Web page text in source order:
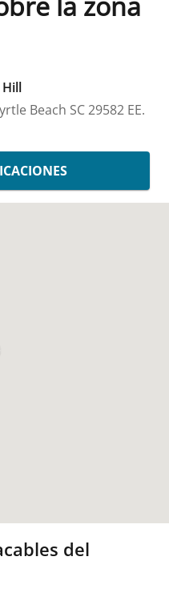
Hill
Beach SC29582 EE.
del